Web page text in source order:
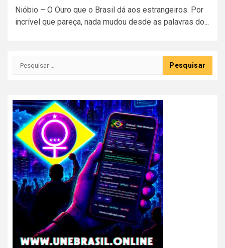
Nióbio – O Ouro que o Brasil dá aos estrangeiros. Por
incrível que pareça, nada mudou desde as palavras do...
Pesquisar